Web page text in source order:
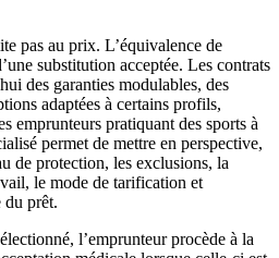
pas au prix. L’équivalence de
substitution acceptée. Les contrats
des garanties modulables, des
adaptées à certains profils,
emprunteurs pratiquant des sports à
permet de mettre en perspective,
de protection, les exclusions, la
le mode de tarification et
du prêt.
l’emprunteur procède à la